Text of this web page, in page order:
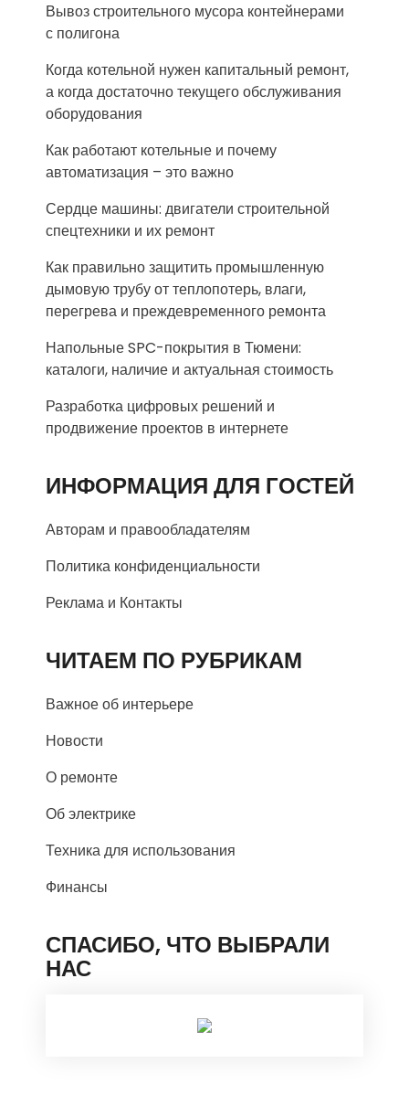
Вывоз строительного мусора контейнерами
с полигона
Когда котельной нужен капитальный ремонт,
а когда достаточно текущего обслуживания
оборудования
Как работают котельные и почему
автоматизация – это важно
Сердце машины: двигатели строительной
спецтехники и их ремонт
Как правильно защитить промышленную
дымовую трубу от теплопотерь, влаги,
перегрева и преждевременного ремонта
Напольные SPC-покрытия в Тюмени:
каталоги, наличие и актуальная стоимость
Разработка цифровых решений и
продвижение проектов в интернете
ИНФОРМАЦИЯ ДЛЯ ГОСТЕЙ
Авторам и правообладателям
Политика конфиденциальности
Реклама и Контакты
ЧИТАЕМ ПО РУБРИКАМ
Важное об интерьере
Новости
О ремонте
Об электрике
Техника для использования
Финансы
СПАСИБО, ЧТО ВЫБРАЛИ
НАС